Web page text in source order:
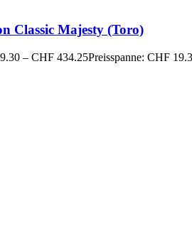
Classic Majesty (Toro)
– CHF 434.25Preisspanne: CHF